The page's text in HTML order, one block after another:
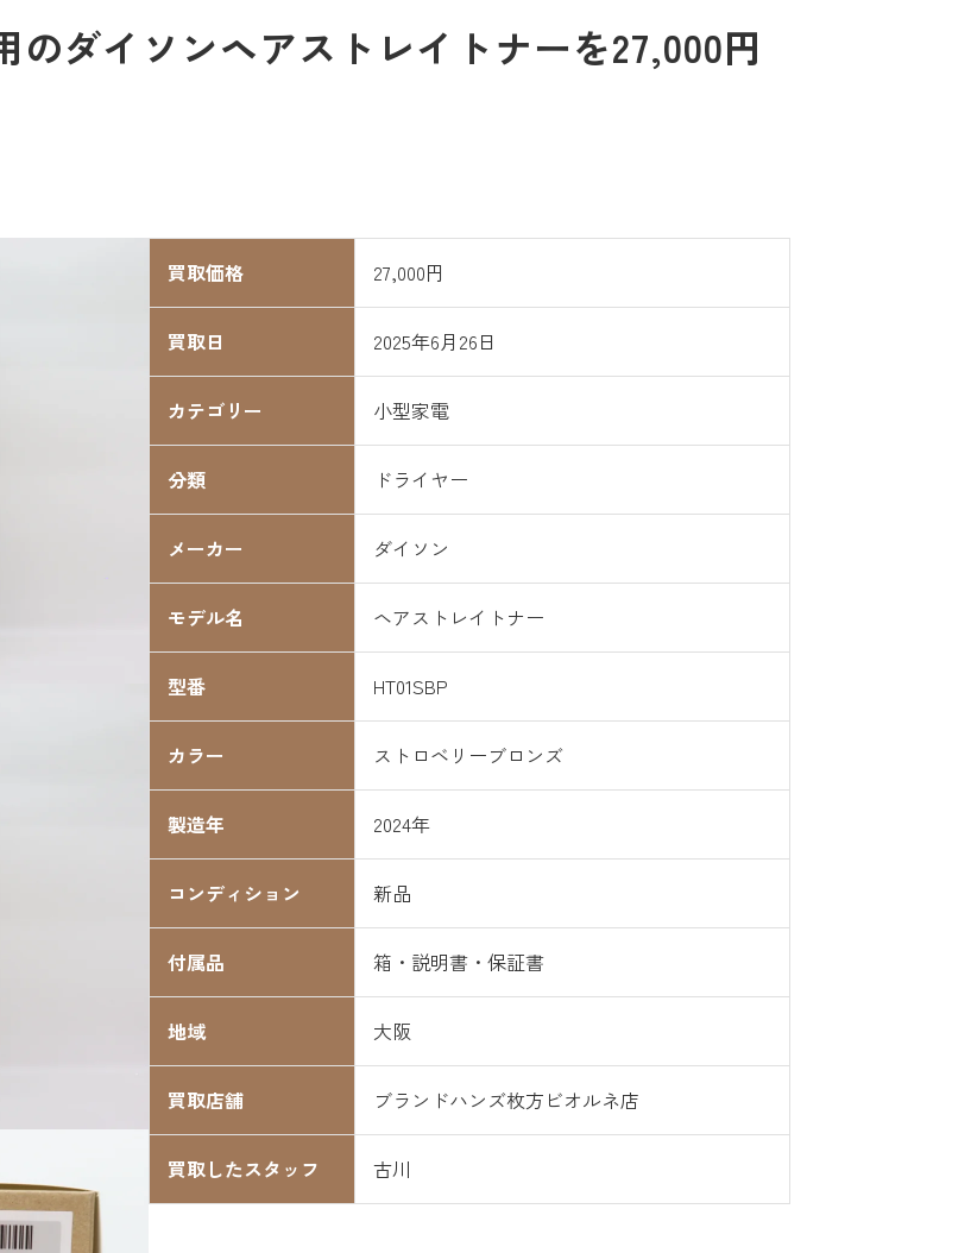
ダイソンヘアストレイトナーを27,000円
買取価格 27,000円
買取日 2025年6月26日
カテゴリー 小型家電
分類 ドライヤー
メーカー ダイソン
モデル名 ヘアストレイトナー
型番 HT01SBP
カラー ストロベリーブロンズ
製造年 2024年
コンディション 新品
付属品 箱・説明書・保証書
地域 大阪
買取店舗 ブランドハンズ枚方ビオルネ店
買取したスタッフ 古川